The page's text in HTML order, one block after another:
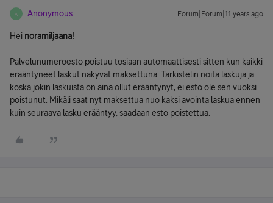
A Anonymous Forum|Forum|11 years ago
Hei noramiljaana!
Palvelunumeroesto poistuu tosiaan automaattisesti sitten kun kaikki
erääntyneet laskut näkyvät maksettuna. Tarkistelin noita laskuja ja
koska jokin laskuista on aina ollut erääntynyt, ei esto ole sen vuoksi
poistunut. Mikäli saat nyt maksettua nuo kaksi avointa laskua ennen
kuin seuraava lasku erääntyy, saadaan esto poistettua.